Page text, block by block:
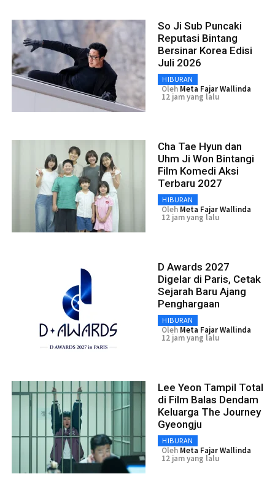
So Ji Sub Puncaki
Reputasi Bintang
Bersinar Korea Edisi
Juli 2026
HIBURAN
Oleh Meta Fajar Wallinda
12 jam yang lalu
Cha Tae Hyun dan
Uhm Ji Won Bintangi
Film Komedi Aksi
Terbaru 2027
HIBURAN
Oleh Meta Fajar Wallinda
12 jam yang lalu
D Awards 2027
Digelar di Paris, Cetak
Sejarah Baru Ajang
Penghargaan
HIBURAN
Oleh Meta Fajar Wallinda
12 jam yang lalu
Lee Yeon Tampil Total
di Film Balas Dendam
Keluarga The Journey
Gyeongju
HIBURAN
Oleh Meta Fajar Wallinda
12 jam yang lalu